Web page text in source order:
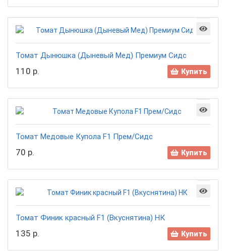
Томат Дынюшка (Дыневый Мед) Премиум Сидс
110 р. Купить
Томат Медовые Купола F1 Прем/Сидс
70 р. Купить
Томат Финик красный F1 (Вкуснятина) НК
135 р. Купить